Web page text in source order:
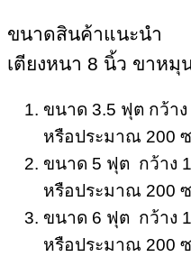
ขนาดสินค้าแนะนำ
เตียงหนา 8 นิ้ว ขาหมุ
ขนาด 3.5 ฟุต กว้า
หรือประมาณ 200
ขนาด 5 ฟุต กว้าง
หรือประมาณ 200
ขนาด 6 ฟุต กว้าง
หรือประมาณ 200